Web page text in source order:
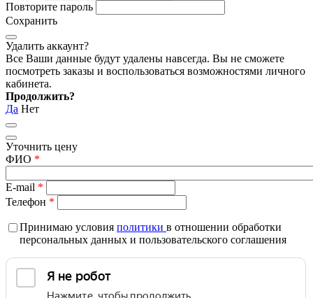
Повторите пароль
Сохранить
Удалить аккаунт?
Все Ваши данные будут удалены навсегда. Вы не сможете
посмотреть заказы и воспользоваться возможностями личного
кабинета.
Продолжить?
Да Нет
Уточнить цену
ФИО *
E-mail *
Телефон *
Принимаю условия политики в отношении обработки
персональных данных и пользовательского соглашения